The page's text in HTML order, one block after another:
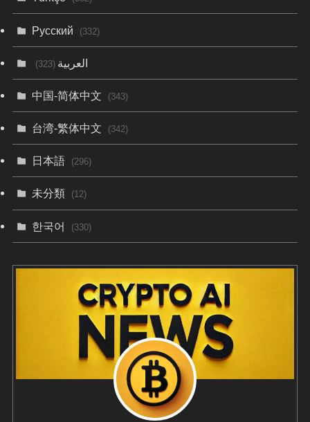
Русский (332)
العربية(323)
中国-简体中文 (343)
台湾-繁体中文 (342)
日本語 (296)
未分類 (12)
한국어 (330)